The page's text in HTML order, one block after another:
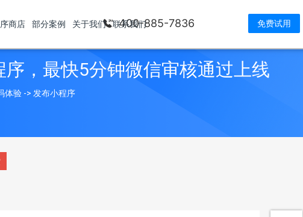
400-885-7836 免费试用
商店 部分案例 关于我们 联系我们
，最快5分钟微信审核通过上线
体验 -> 发布小程序